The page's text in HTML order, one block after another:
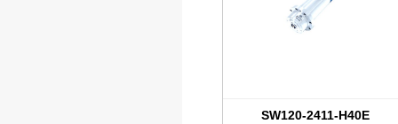
SW120-2411-H40E